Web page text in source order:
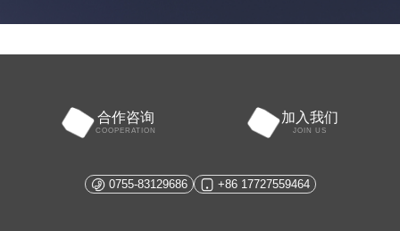
合作咨询
COOPERATION
加入我们
JOIN US
0755-83129686 +86 17727559464